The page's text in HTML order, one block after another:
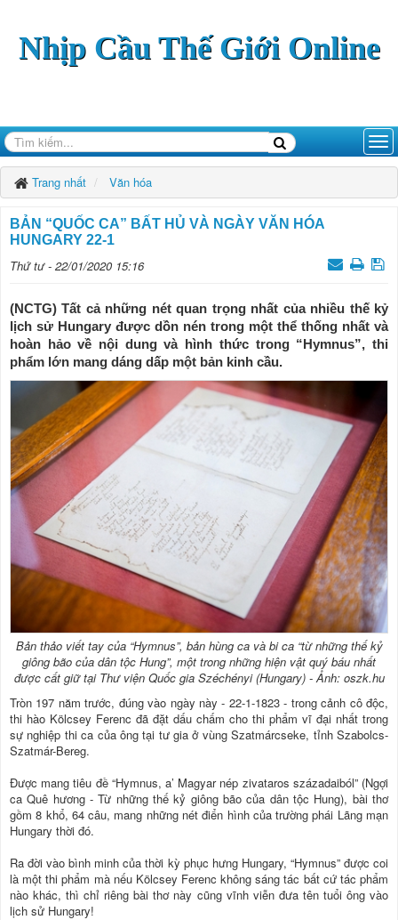
Nhịp Cầu Thế Giới Online
Trang nhất Văn hóa
BẢN “QUỐC CA” BẤT HỦ VÀ NGÀY VĂN HÓA
HUNGARY 22-1
Thứ tư - 22/01/2020 15:16
(NCTG) Tất cả những nét quan trọng nhất của nhiều thế kỷ
lịch sử Hungary được dồn nén trong một thể thống nhất và
hoàn hảo về nội dung và hình thức trong “Hymnus”, thi
phẩm lớn mang dáng dấp một bản kinh cầu.
Bản thảo viết tay của “Hymnus”, bản hùng ca và bi ca “từ những thế kỷ
giông bão của dân tộc Hung”, một trong những hiện vật quý báu nhất
được cất giữ tại Thư viện Quốc gia Széchényi (Hungary) - Ảnh: oszk.hu
Tròn 197 năm trước, đúng vào ngày này - 22-1-1823 - trong cảnh cô độc,
thi hào Kölcsey Ferenc đã đặt dấu chấm cho thi phẩm vĩ đại nhất trong
sự nghiệp thi ca của ông tại tư gia ở vùng Szatmárcseke, tỉnh Szabolcs-
Szatmár-Bereg.
Được mang tiêu đề “Hymnus, a’ Magyar nép zivataros századaiból” (Ngợi
ca Quê hương - Từ những thế kỷ giông bão của dân tộc Hung), bài thơ
gồm 8 khổ, 64 câu, mang những nét điển hình của trường phái Lãng mạn
Hungary thời đó.
Ra đời vào bình minh của thời kỳ phục hưng Hungary, “Hymnus” được coi
là một thi phẩm mà nếu Kölcsey Ferenc không sáng tác bất cứ tác phẩm
nào khác, thì chỉ riêng bài thơ này cũng vĩnh viễn đưa tên tuổi ông vào
lịch sử Hungary!